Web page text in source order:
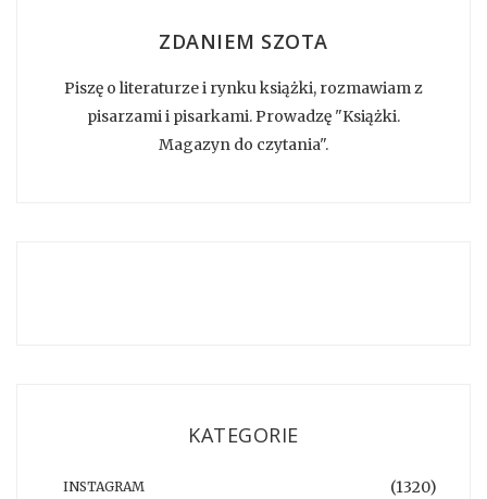
ZDANIEM SZOTA
Piszę o literaturze i rynku książki, rozmawiam z
pisarzami i pisarkami. Prowadzę "Książki.
Magazyn do czytania".
KATEGORIE
INSTAGRAM (1320)